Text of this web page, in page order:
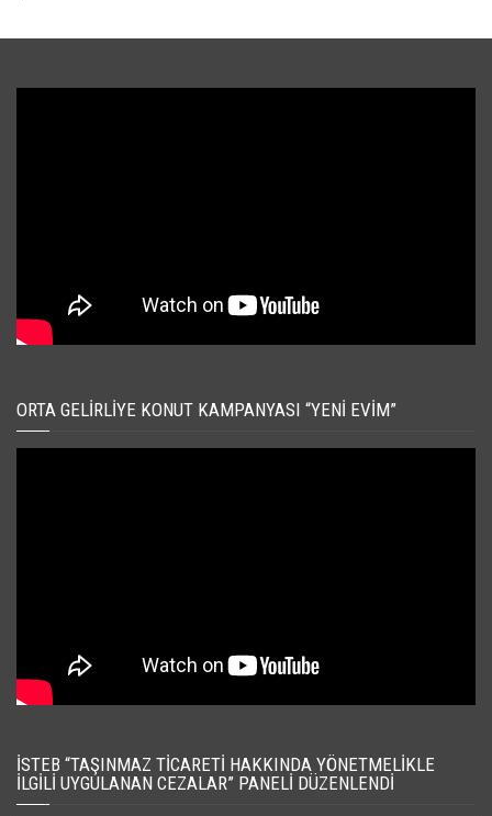
ORTA GELIRLIYE KONUT KAMPANYASI “YENI EVIM”
İSTEB “TAŞINMAZ TICARETI HAKKINDA YÖNETMELIKLE
İLGILI UYGULANAN CEZALAR” PANELI DÜZENLENDI